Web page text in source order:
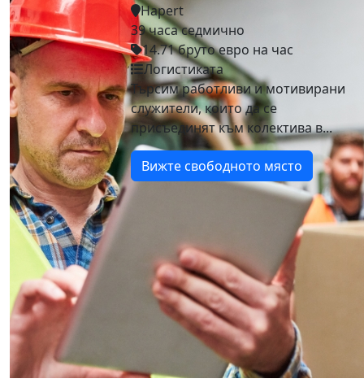
Hapert
39 часа седмично
14.71 бруто евро на час
Логистиката
Търсим работливи и мотивирани
служители, които да се
присъединят към колектива в...
Вижте свободното място